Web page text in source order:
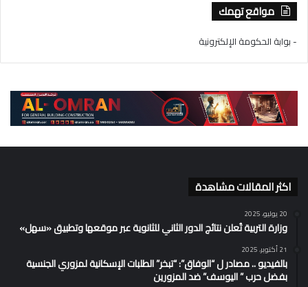
مواقع تهمك
- بوابة الحكومة الإلكترونية
اكثر المقالات مشاهدة
20 يوليو، 2025
وزارة التربية تُعلن نتائج الدور الثاني للثانوية عبر موقعها وتطبيق «سهل»
21 أكتوبر، 2025
بالفيديو .. مصادر ل “الوفاق”: “تبخر” الطلبات الإسكانية لمزوري الجنسية
بفضل حرب ” اليوسف” ضد المزورين